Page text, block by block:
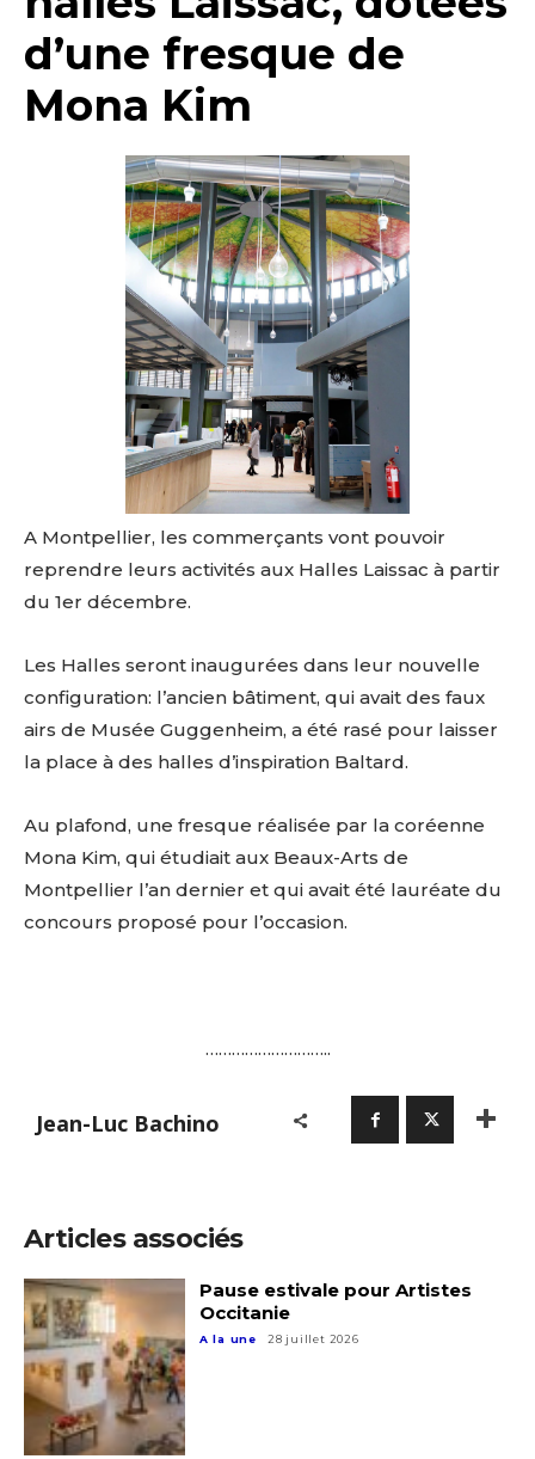
d’une fresque de
Mona Kim
A Montpellier, les commerçants vont pouvoir
reprendre leurs activités aux Halles Laissac à partir
du 1er décembre.
Les Halles seront inaugurées dans leur nouvelle
configuration: l’ancien bâtiment, qui avait des faux
airs de Musée Guggenheim, a été rasé pour laisser
la place à des halles d’inspiration Baltard.
Au plafond, une fresque réalisée par la coréenne
Mona Kim, qui étudiait aux Beaux-Arts de
Montpellier l’an dernier et qui avait été lauréate du
concours proposé pour l’occasion.
………………………..
Jean-Luc Bachino
Articles associés
Pause estivale pour Artistes
Occitanie
A la une 28 juillet 2026